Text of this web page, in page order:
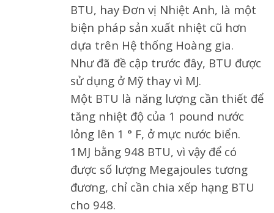
BTU, hay Đơn vị Nhiệt Anh, là một
biện pháp sản xuất nhiệt cũ hơn
dựa trên Hệ thống Hoàng gia.
Như đã đề cập trước đây, BTU được
sử dụng ở Mỹ thay vì MJ.
Một BTU là năng lượng cần thiết để
tăng nhiệt độ của 1 pound nước
lỏng lên 1 ° F, ở mực nước biển.
1MJ bằng 948 BTU, vì vậy để có
được số lượng Megajoules tương
đương, chỉ cần chia xếp hạng BTU
cho 948.